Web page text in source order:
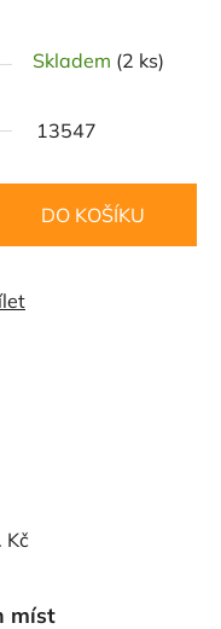
Skladem (2 ks)
13547
DO KOŠÍKU
Kč
míst